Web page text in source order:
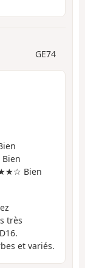
GE74
Bien
très
et variés.